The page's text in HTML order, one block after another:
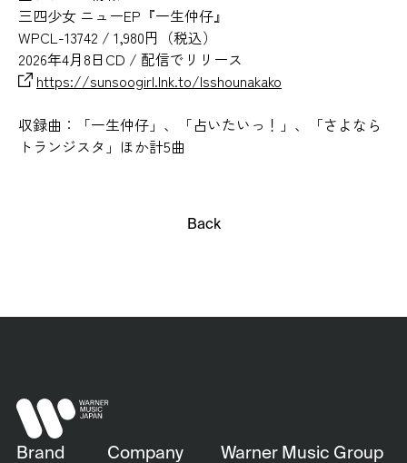
三四少女 ニューEP『一生仲仔』
WPCL-13742 / 1,980円（税込）
2026年4月8日CD / 配信でリリース
https://sunsoogirl.lnk.to/Isshounakako
収録曲：「一生仲仔」、「占いたいっ！」、「さよなら
トランジスタ」ほか計5曲
Back
Brand Company Warner Music Group